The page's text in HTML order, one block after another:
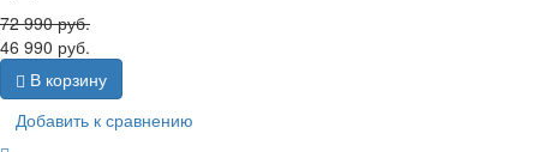
72 990руб.
46 990 руб.
В корзину
Добавить к сравнению